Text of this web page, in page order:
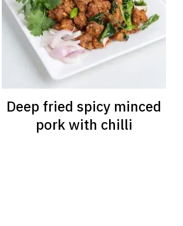
Deep fried spicy minced
pork with chilli